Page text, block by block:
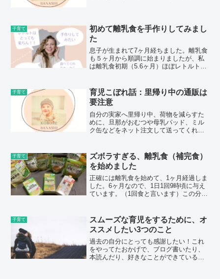
給もできる素晴らしい母乳朝...
子育て
初めて離乳食を手作りしてみまし
た
息子が生まれて7ヶ月経ちました。離乳食
も５ヶ月から順調に始まりましたが、私
は離乳食初期（5.6ヶ月）ほぼレトルトで
は毎回一匙（小さじ１）からあげます。
アレルギーがあった...
子育て
育児こぼれ話：里帰り中の通販は
要注意
自分の実家へ里帰り中、荷物を減らすた
めに、旦那がおむつや母乳パッド、ミル
ク缶などをネット注文して送ってくれま
た。イメージとしては、下記のようなマ
ットです。(functio...
子育て
ズボラすぎる、離乳食（補完食）
を始めました
正確には離乳食を始めて、1ヶ月経過しま
した。6ヶ月なので、1日1回9時頃に与え
ています。（1回食と言います）この分量
類ずつ、＋スープや果汁をあげていま
す。基本的に離乳食...
子育て
スムーズな育児をするために、オ
ススメしたい3つのこと
過去の自分にとっても感謝したい！これ
をやってたおかげで、ブログ書いたり、
本読んだり、好きなことができている！